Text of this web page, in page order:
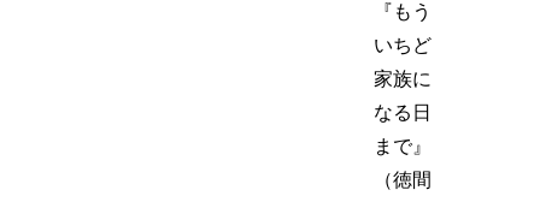
『もう
いちど
家族に
なる日
まで』
（徳間